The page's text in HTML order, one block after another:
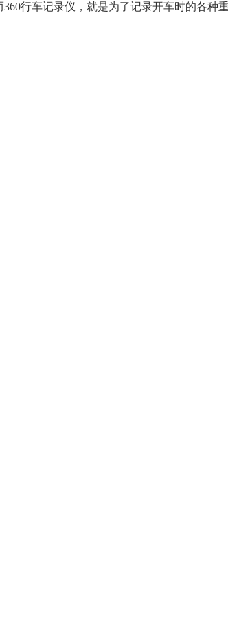
行车记录仪，就是为了记录开车时的各种